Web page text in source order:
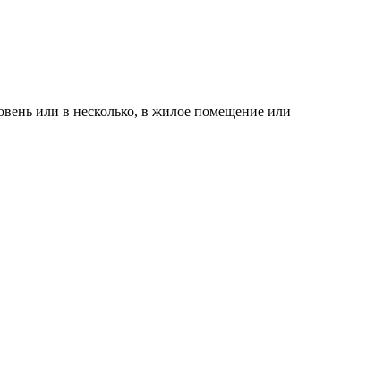
или в несколько, в жилое помещение или